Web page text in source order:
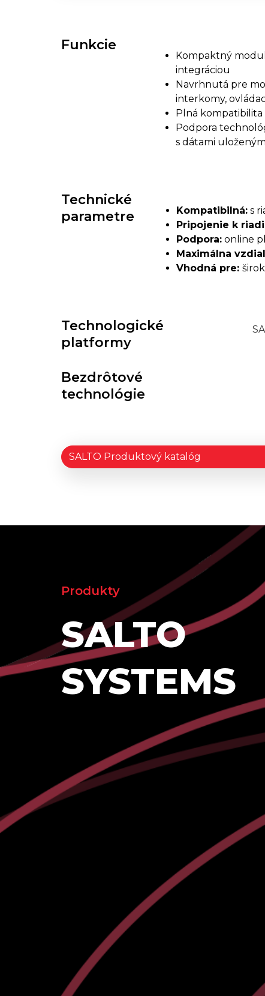
Funkcie
Kompaktný
integráciou
Navrhnutá pre
interkomy,
Plná kompatibilita
Podpora
s dátami
Technické
parametre
Kompatibilná:s
Pripojenie k
Podpora:online
Maximálna
Vhodná pre:
Technologické
platformy
Bezdrôtové
technológie
SALTO Produktový katalóg
Produkty
SALTO
SYSTEMS